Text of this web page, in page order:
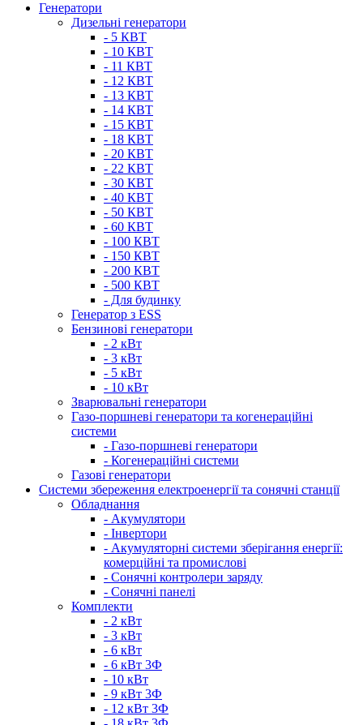
Генератори
Дизельні генератори
- 5 КВТ
- 10 КВТ
- 11 КВТ
- 12 КВТ
- 13 КВТ
- 14 КВТ
- 15 КВТ
- 18 КВТ
- 20 КВТ
- 22 КВТ
- 30 КВТ
- 40 КВТ
- 50 КВТ
- 60 КВТ
- 100 КВТ
- 150 КВТ
- 200 КВТ
- 500 КВТ
- Для будинку
Генератор з ESS
Бензинові генератори
- 2 кВт
- 3 кВт
- 5 кВт
- 10 кВт
Зварювальні генератори
Газо-поршневі генератори та когенераційні
системи
- Газо-поршневі генератори
- Когенераційні системи
Газові генератори
Системи збереження електроенергії та сонячні станції
Обладнання
- Акумулятори
- Інвертори
- Акумуляторні системи зберігання енергії:
комерційні та промислові
- Сонячні контролери заряду
- Сонячні панелі
Комплекти
- 2 кВт
- 3 кВт
- 6 кВт
- 6 кВт 3Ф
- 10 кВт
- 9 кВт 3Ф
- 12 кВт 3Ф